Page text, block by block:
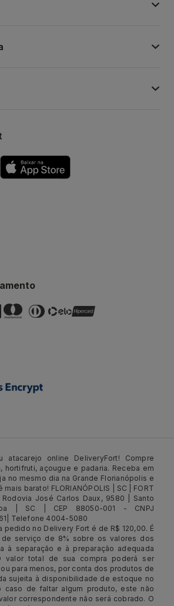
atacarejo online DeliveryFort! Compre
hortifruti, açougue e padaria. Receba em
no mesmo dia na Grande Florianópolis e
mais barato! FLORIANÓPOLIS | SC | FORT
Rodovia José Carlos Daux, 9580 | Santo
| SC | CEP 88050-001 - CNPJ
Telefone 4004-5080
pedido no Delivery Fort é de R$ 120,00. É
de serviço de 8% sobre os valores dos
à separação e à preparação adequada
valor total de sua compra poderá ser
para menos, por conta dos produtos de
sujeita à disponibilidade de estoque no
caso de faltar algum produto, este não
correspondente não será cobrado. O